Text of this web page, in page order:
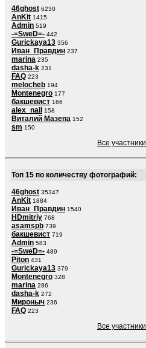
46ghost 6230
AnKit 1415
Admin 519
-=SweD=- 442
Gurickaya13 356
Иван_Правдин 237
marina 235
dasha-k 231
FAQ 223
melocheb 194
Montenegro 177
бакшевист 166
alex_nail 158
Виталий Мазепа 152
sm 150
Все участники
Топ 15 по количеству фотографий:
46ghost 35347
AnKit 1884
Иван_Правдин 1540
HDmitriy 768
asamspb 739
бакшевист 719
Admin 583
-=SweD=- 489
Piton 431
Gurickaya13 379
Montenegro 328
marina 286
dasha-k 272
Мироныч 236
FAQ 223
Все участники